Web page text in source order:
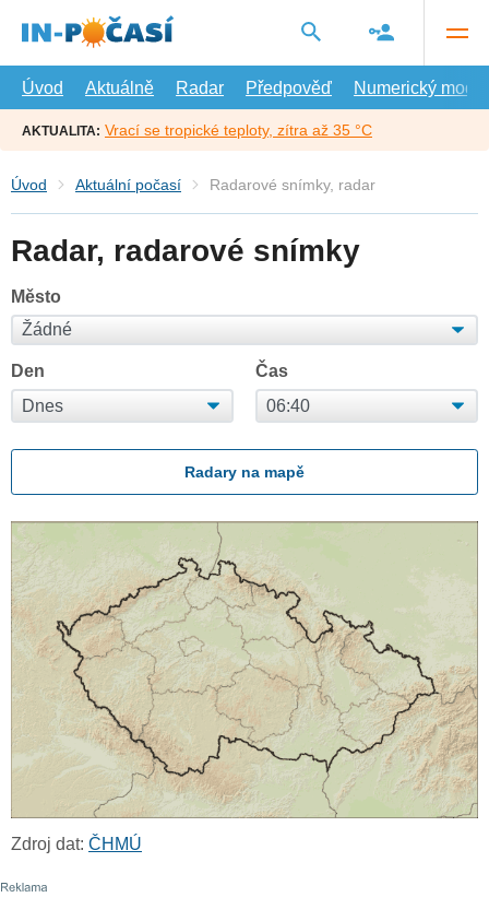
hlavní
Úvod
Aktuálně Radar Předpověď Numerický model
AKTUALITA: Vrací se tropické teploty, zítra až 35 °C
Úvod Aktuální počasí Radarové snímky, radar
Radar, radarové snímky
Město
Den Čas
Radary na mapě
Zdroj dat: ČHMÚ